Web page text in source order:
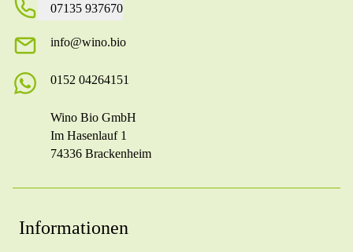
07135 937670
info@wino.bio
0152 04264151
Wino Bio GmbH
Im Hasenlauf 1
74336 Brackenheim
Informationen